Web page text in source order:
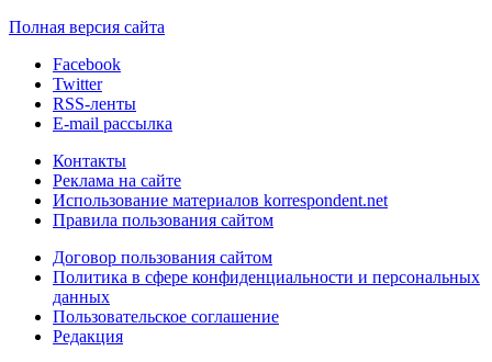
Полная версия сайта
Facebook
Twitter
RSS-ленты
E-mail рассылка
Контакты
Реклама на сайте
Использование материалов korrespondent.net
Правила пользования сайтом
Договор пользования сайтом
Политика в сфере конфиденциальности и персональных
данных
Пользовательское соглашение
Редакция